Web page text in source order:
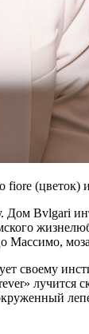
(цветок)
Bvlgari
Массимо,
своему